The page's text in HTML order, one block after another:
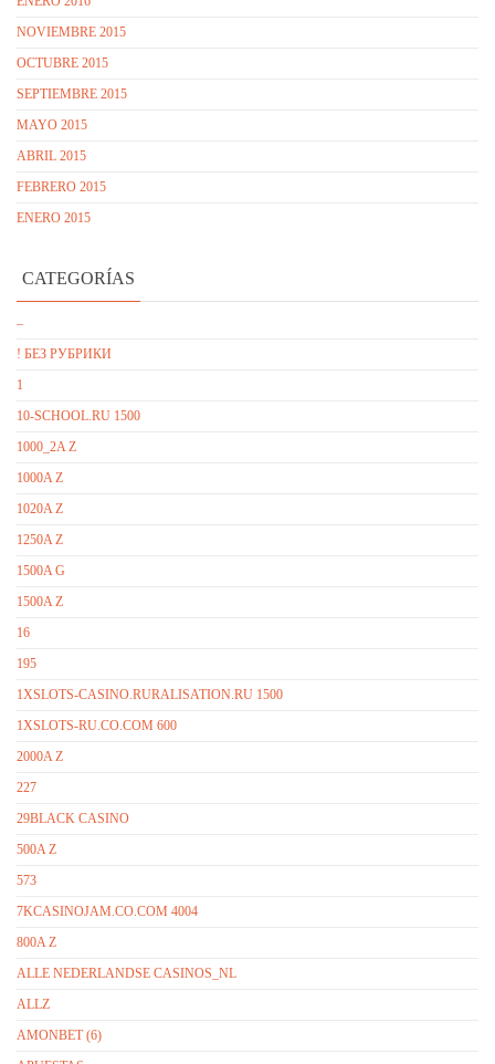
NOVIEMBRE 2015
OCTUBRE 2015
SEPTIEMBRE 2015
MAYO 2015
ABRIL 2015
FEBRERO 2015
ENERO 2015
CATEGORÍAS
–
! БЕЗ РУБРИКИ
1
10-SCHOOL.RU 1500
1000_2A Z
1000A Z
1020A Z
1250A Z
1500A G
1500A Z
16
195
1XSLOTS-CASINO.RURALISATION.RU 1500
1XSLOTS-RU.CO.COM 600
2000A Z
227
29BLACK CASINO
500A Z
573
7KCASINOJAM.CO.COM 4004
800A Z
ALLE NEDERLANDSE CASINOS_NL
ALLZ
AMONBET (6)